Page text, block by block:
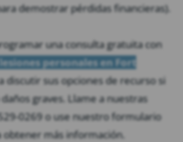
demostrar pérdidas financieras).
una consulta gratuita con
personales en Fort
discutir sus opciones de recurso si
graves. Llame a nuestras
0269 o use nuestro formulario
obtener más información.